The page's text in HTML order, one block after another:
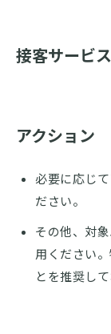
接客サービ
アクション
必要に応じ
ださい。
その他、対
用ください
とを推奨して